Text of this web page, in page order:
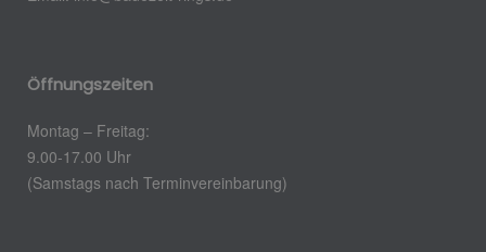
Öffnungszeiten
Montag – Freitag:
9.00-17.00 Uhr
(Samstags nach Terminvereinbarung)